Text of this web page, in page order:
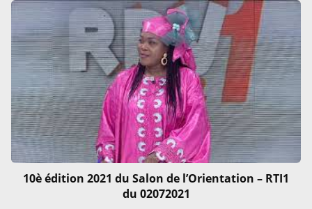
10è édition 2021 du Salon de l’Orientation – RTI1
du 02072021